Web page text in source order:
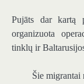
Pujāts dar kartą
organizuota
tinklų ir
Šie migrantai